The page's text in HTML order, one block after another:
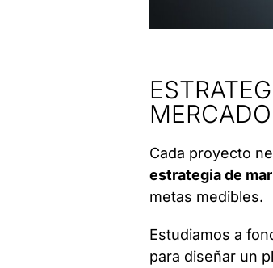
Cada proyecto
estrategia de
metas medibles.
Estudiamos a
para diseñar un